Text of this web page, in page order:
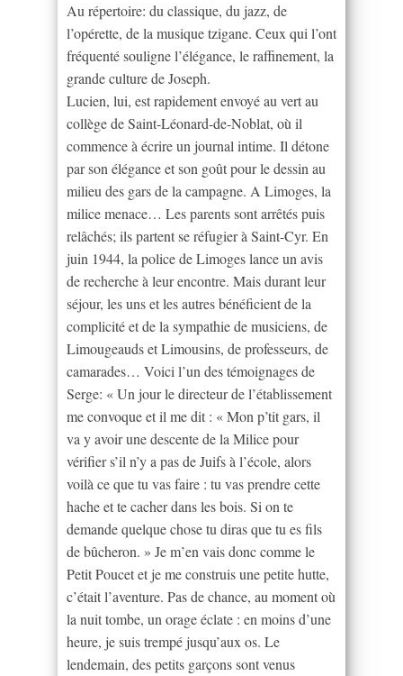
Au répertoire: du classique, du jazz, de
l’opérette, de la musique tzigane. Ceux qui l’ont
fréquenté souligne l’élégance, le raffinement, la
grande culture de Joseph.
Lucien, lui, est rapidement envoyé au vert au
collège de Saint-Léonard-de-Noblat, où il
commence à écrire un journal intime. Il détone
par son élégance et son goût pour le dessin au
milieu des gars de la campagne. A Limoges, la
milice menace… Les parents sont arrêtés puis
relâchés; ils partent se réfugier à Saint-Cyr. En
juin 1944, la police de Limoges lance un avis
de recherche à leur encontre. Mais durant leur
séjour, les uns et les autres bénéficient de la
complicité et de la sympathie de musiciens, de
Limougeauds et Limousins, de professeurs, de
camarades… Voici l’un des témoignages de
Serge: « Un jour le directeur de l’établissement
me convoque et il me dit : « Mon p’tit gars, il
va y avoir une descente de la Milice pour
vérifier s’il n’y a pas de Juifs à l’école, alors
voilà ce que tu vas faire : tu vas prendre cette
hache et te cacher dans les bois. Si on te
demande quelque chose tu diras que tu es fils
de bûcheron. » Je m’en vais donc comme le
Petit Poucet et je me construis une petite hutte,
c’était l’aventure. Pas de chance, au moment où
la nuit tombe, un orage éclate : en moins d’une
heure, je suis trempé jusqu’aux os. Le
lendemain, des petits garçons sont venus